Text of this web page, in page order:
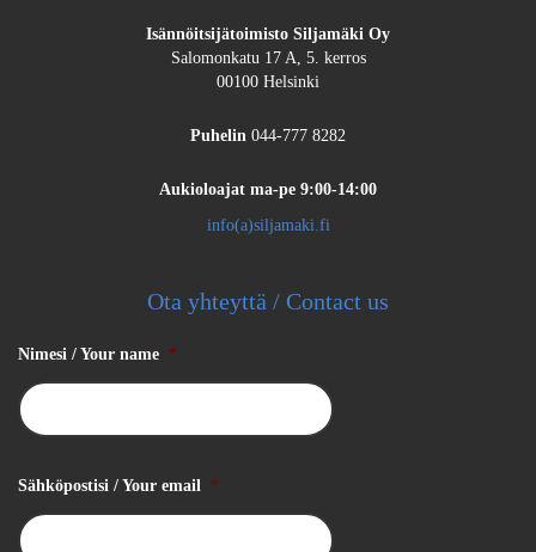
Isännöitsijätoimisto Siljamäki Oy
Salomonkatu 17 A, 5. kerros
00100 Helsinki
Puhelin 044-777 8282
Aukioloajat ma-pe 9:00-14:00
info(a)siljamaki.fi
Ota yhteyttä / Contact us
Nimesi / Your name *
Sähköpostisi / Your email *